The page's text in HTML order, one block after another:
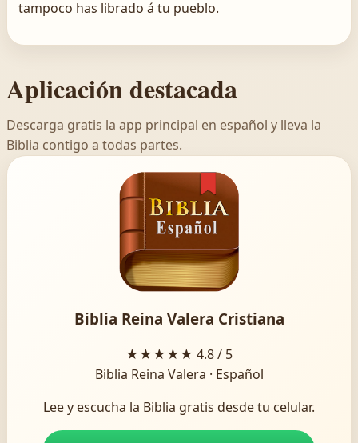
tampoco has librado á tu pueblo.
Aplicación destacada
Descarga gratis la app principal en español y lleva la
Biblia contigo a todas partes.
Biblia Reina Valera Cristiana
★★★★★ 4.8 / 5
Biblia Reina Valera · Español
Lee y escucha la Biblia gratis desde tu celular.